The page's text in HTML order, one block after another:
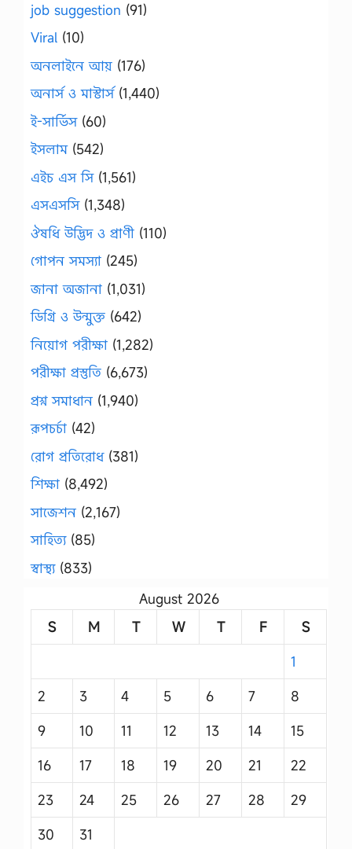
job suggestion (91)
Viral (10)
অনলাইনে আয় (176)
অনার্স ও মাস্টার্স(1,440)
ই-সার্ভিস(60)
ইসলাম(542)
এইচ এস সি(1,561)
এসএসসি(1,348)
ঔষধি উদ্ভিদ ও প্রাণী (110)
গোপন সমস্যা (245)
জানা অজানা (1,031)
ডিগ্রি ও উন্মুক্ত (642)
নিয়োগ পরীক্ষা (1,282)
পরীক্ষা প্রস্তুতি (6,673)
প্রশ্ন সমাধান (1,940)
রূপচর্চা (42)
রোগ প্রতিরোধ(381)
শিক্ষা (8,492)
সাজেশন (2,167)
সাহিত্য(85)
স্বাস্থ্য(833)
August 2026
S
M T W T F
S
1
2
3 4 5 6 7
8
9
10 11 12 13 14
15
16
17 18 19 20 21
22
23
24 25 26 27 28
29
30
31